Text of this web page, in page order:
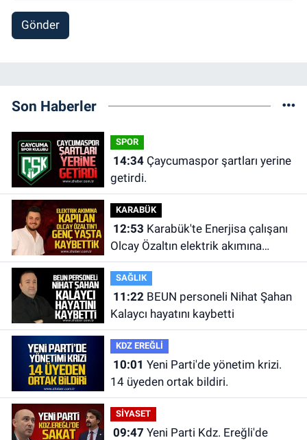
Gönder
Son Haberler
SPOR
14:34Çaycumaspor şartları yerine
getirdi.
KARABÜK
12:53
Olcay Özaltın elektrik akımına
kapılarak hayatını kaybetti.
SAĞLIK
11:22BEUN personeli Nihat Şahan
Kalaycı hayatını kaybetti
KDZ EREĞLİ
10:01
14 üyeden ortak bildiri.
SİYASET
09:47